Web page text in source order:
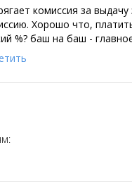
комиссия за
Хорошо что,
%? баш на баш -